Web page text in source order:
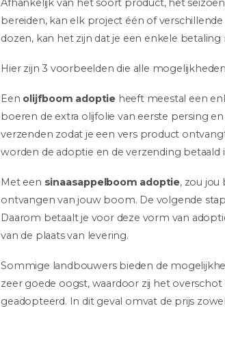
Afhankelijk van het soort product, het
bereiden, kan elk project één of
dozen, kan het zijn dat je een enkele
Hier zijn 3 voorbeelden die alle
Een olijfboom adoptie heeft meestal een
boeren de extra olijfolie van eerste persing
verzenden zodat je een vers product
worden de adoptie en de verzending betaald
Met een sinaasappelboom adoptie, zou
ontvangen van jouw boom. De volgende
Daarom betaalt je voor deze vorm van
van de plaats van levering.
Sommige landbouwers bieden de
zeer goede oogst, waardoor zij het
geadopteerd. In dit geval omvat de prijs